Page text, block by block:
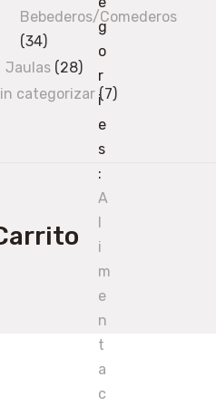
g
o
r
i
e
s
:
A
i
m
e
n
t
a
c
products
Bebederos/Comederos
3434
products
Jaulas 2828
products
categorizar 77